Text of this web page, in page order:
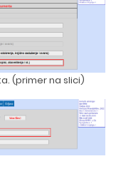
(primer na slici)